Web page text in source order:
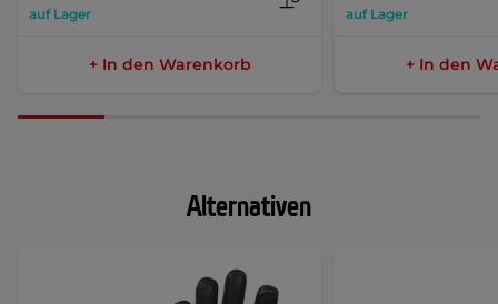
auf Lager
+ In den Warenkorb
auf Lager
+ In den
Alternativen